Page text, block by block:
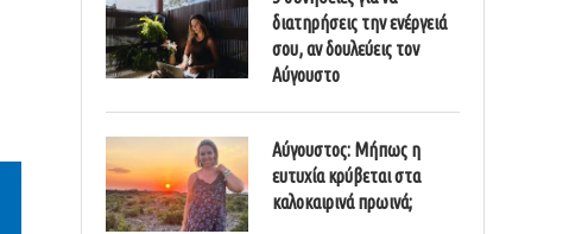
διατηρήσεις την ενέργειά
σου, αν δουλεύεις τον
Αύγουστο
Αύγουστος: Μήπως η
ευτυχία κρύβεται στα
καλοκαιρινά πρωινά;